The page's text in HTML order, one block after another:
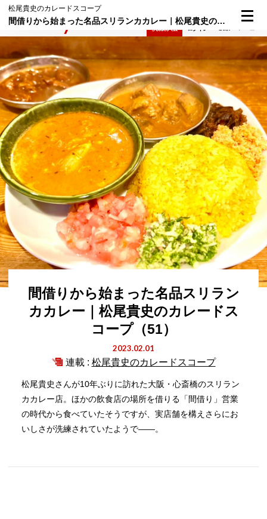
松尾貴史のカレードスコープ
間借りから始まった名品スリランカカレー｜松尾貴史のカレードスコープ（51）
間借りから始まった名品スリラン
カカレー｜松尾貴史のカレードス
コープ（51）
2023.02.01
連載 : 松尾貴史のカレードスコープ
松尾貴史さんが10年ぶりに訪れた大阪・心斎橋のスリラン
カカレー店。ほかの飲食店の場所を借りる「間借り」営業
の時代から食べていたそうですが、実店舗を構えさらにお
いしさが洗練されていたようで――。